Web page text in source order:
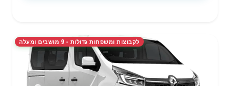
לקבוצות ומשפחות גדולות - 9 מושבים ומעלה